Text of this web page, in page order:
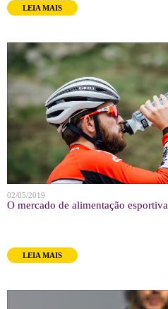
LEIA MAIS
02/05/2019
O mercado de alimentação esportiva
LEIA MAIS